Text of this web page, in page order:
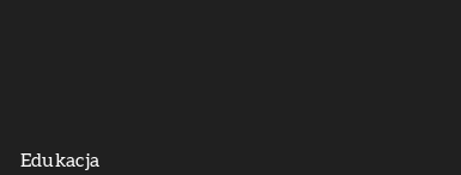
Edukacja